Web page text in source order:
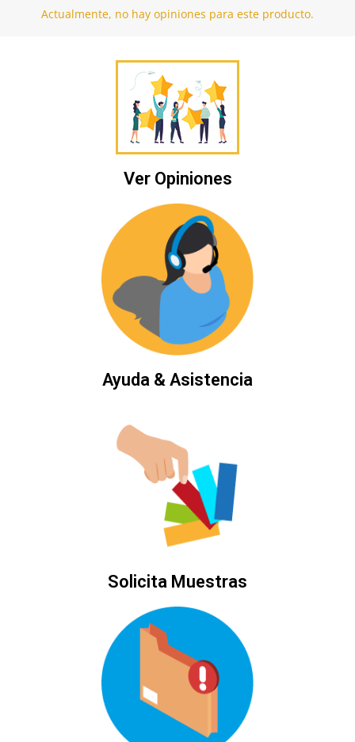
Actualmente, no hay opiniones para este producto.
Ver Opiniones
Ayuda & Asistencia
Solicita Muestras